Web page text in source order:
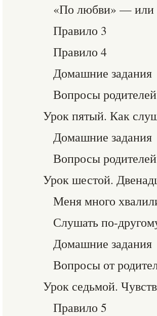
«По любви» — или
Правило 3
Правило 4
Домашние задания
Вопросы родителей
Урок пятый. Как
Домашние задания
Вопросы родителей
Урок шестой.
Меня много
Слушать по-
Домашние задания
Вопросы от
Урок седьмой.
Правило 5